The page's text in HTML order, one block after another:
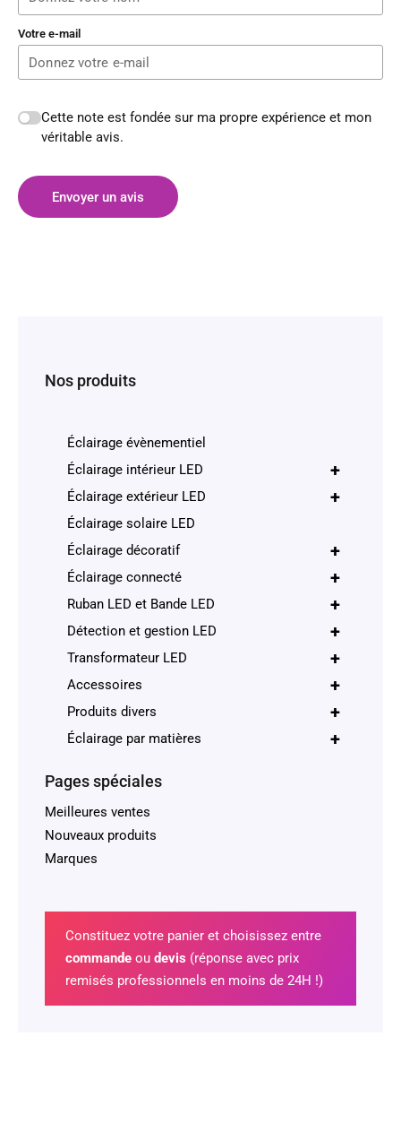
Votre e-mail
Cette note est fondée sur ma propre expérience et mon
véritable avis.
Envoyer un avis
Nos produits
Éclairage évènementiel
+
Éclairage intérieur LED
+
Éclairage extérieur LED
Éclairage solaire LED
+
Éclairage décoratif
+
Éclairage connecté
+
Ruban LED et Bande LED
+
Détection et gestion LED
+
Transformateur LED
+
Accessoires
+
Produits divers
+
Éclairage par matières
Pages spéciales
Meilleures ventes
Nouveaux produits
Marques
Constituez votre panier et choisissez entre
commandeou devis (réponse avec prix
remisés professionnels en moins de 24H !)